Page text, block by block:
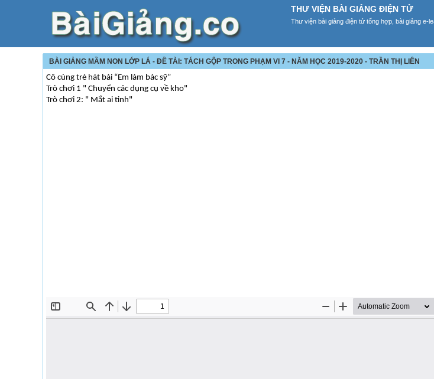
THƯ VIỆN BÀI GIẢNG ĐIỆN TỬ
Thư viện bài giảng điện tử tổng hợp, bài giảng e-
BÀI GIẢNG MẦM NON LỚP LÁ - ĐỀ TÀI: TÁCH GỘP TRONG PHẠM VI 7 - NĂM HỌC 2019-2020 - TRẦN THỊ LIÊN
Cô cùng trẻ hát bài “Em làm bác sỹ”
Trò chơi 1 " Chuyển các dụng cụ về kho"
Trò chơi 2: " Mắt ai tinh"